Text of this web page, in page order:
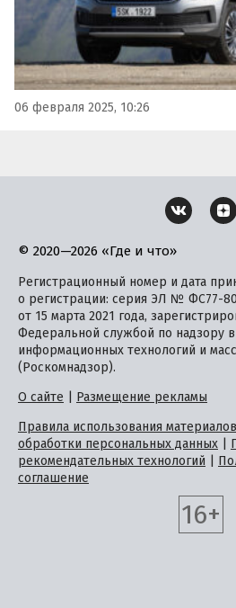
06 февраля 2025, 10:26
© 2020—2026 «Где и что»
Регистрационный номер и дата
о регистрации: серия ЭЛ № ФС77-
от 15 марта 2021 года,
Федеральной службой по надзору
информационных технологий и
(Роскомнадзор).
О сайте
Размещение рекламы
Правила использования материалов
обработки персональных данных
рекомендательных технологий
соглашение
16+